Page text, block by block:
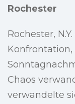
Rochester
Rochester,
Chaos
verwandelte